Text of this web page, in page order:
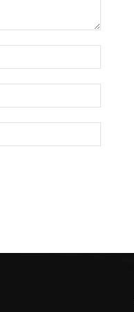
Name:*
Email:*
Website: